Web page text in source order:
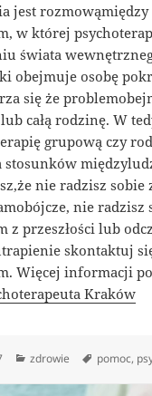
jest rozmowąmiędzy
w której
świata
obejmuje osobę
się że
całą rodzinę. W
grupową czy
nie radzisz sobie
nie radzisz
z przeszłości lub
skontaktuj
Więcej informacji
Kraków
Kategorie
zdrowie Tagi
pomoc,